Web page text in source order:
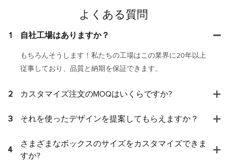
よくある質問
1 自社工場はありますか？
もちろんそうします！私たちの工場はこの業界に20年以上
従事しており、品質と納期を保証できます。
2 カスタマイズ注文のMOQはいくらですか?
3 それを使ったデザインを提案してもらえますか？
4
さまざまなボックスのサイズをカスタマイズできま
すか?